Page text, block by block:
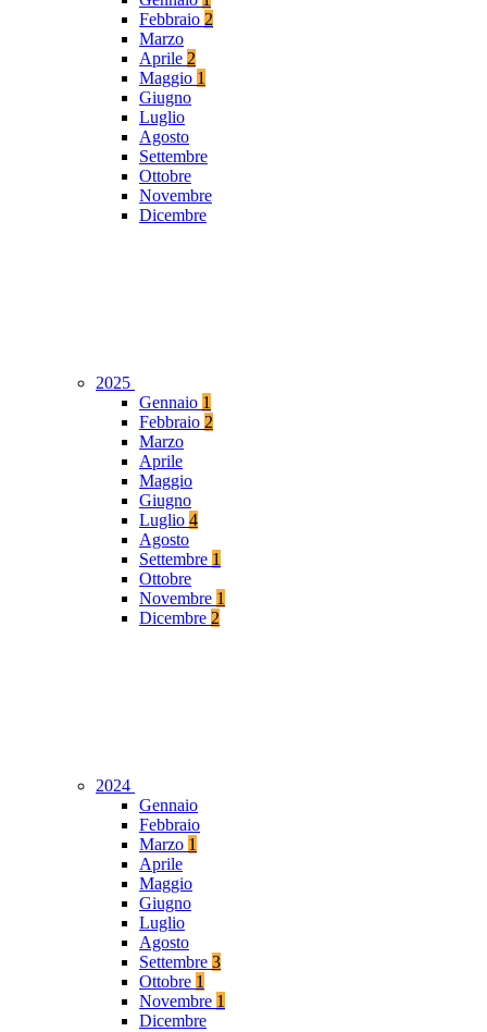
Febbraio 2
Marzo
Aprile 2
Maggio 1
Giugno
Luglio
Agosto
Settembre
Ottobre
Novembre
Dicembre
2025
Gennaio 1
Febbraio 2
Marzo
Aprile
Maggio
Giugno
Luglio 4
Agosto
Settembre 1
Ottobre
Novembre 1
Dicembre 2
2024
Gennaio
Febbraio
Marzo 1
Aprile
Maggio
Giugno
Luglio
Agosto
Settembre 3
Ottobre 1
Novembre 1
Dicembre